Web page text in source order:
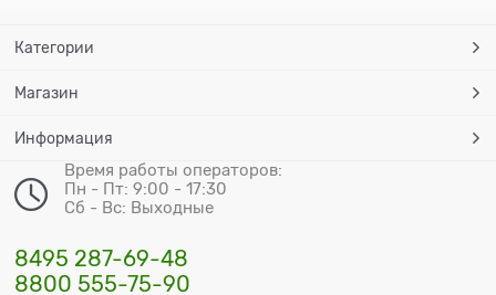
Категории
Магазин
Информация
Время работы операторов:
Пн - Пт: 9:00 - 17:30
Сб - Вс: Выходные
8495 287-69-48
8800 555-75-90